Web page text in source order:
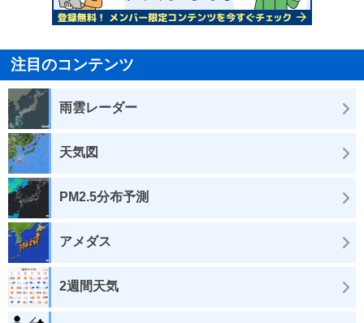
注目のコンテンツ
雨雲レーダー
天気図
PM2.5分布予測
アメダス
2週間天気